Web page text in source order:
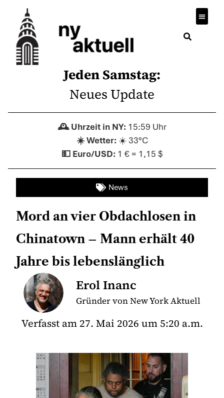
Jeden Samstag:
Neues Update
15:59 Uhr
☀️ 33°C
1 € = 1,15 $
News
Mord an vier Obdachlosen in
Chinatown – Mann erhält 40
Jahre bis lebenslänglich
Erol Inanc
Gründer von New York Aktuell
Verfasst am 27. Mai 2026 um 5:20 a.m.